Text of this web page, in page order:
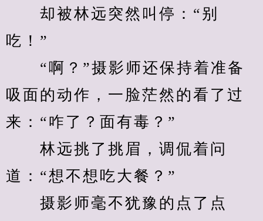
却被林远突然叫停：“别
吃！”
“啊？”摄影师还保持着准备
吸面的动作，一脸茫然的看了过
来：“咋了？面有毒？”
林远挑了挑眉，调侃着问
道：“想不想吃大餐？”
摄影师毫不犹豫的点了点